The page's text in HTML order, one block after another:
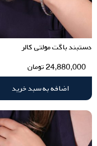
دستبند باگت مولتی کالر
24,880,000تومان
اضافه به سبد خرید